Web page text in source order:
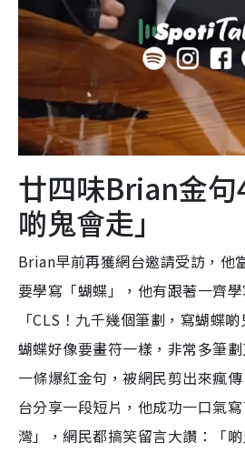
廿四味Brian金
啲鬼會走」
Brian早前再獲網台邀請受訪，他
要學寫「蝴蝶」，他有跟著一齊
「CLS！九千幾個筆劃，寫蝴蝶
蝴蝶好像要畫符一樣，非常多筆
一條爆紅金句，被網民剪出來瘋
台分享一段短片，他成功一口氣
灣」，網民都搞笑留言大讚：「啲